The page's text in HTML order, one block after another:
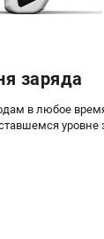
заряда
в любое
уровне